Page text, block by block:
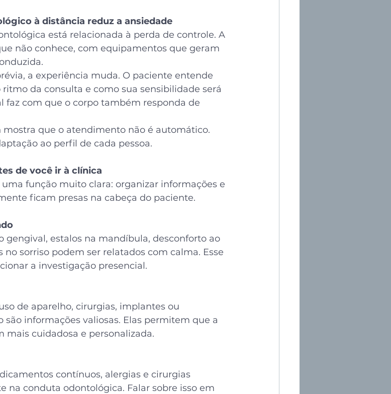
à distância reduz a ansiedade
está relacionada à perda de controle. A
não conhece, com equipamentos que geram
a experiência muda. O paciente entende
da consulta e como sua sensibilidade será
faz com que o corpo também responda de
que o atendimento não é automático.
ao perfil de cada pessoa.
de você ir à clínica
função muito clara: organizar informações e
ficam presas na cabeça do paciente.
gengival, estalos na mandíbula, desconforto ao
sorriso podem ser relatados com calma. Esse
a investigação presencial.
de aparelho, cirurgias, implantes ou
são informações valiosas. Elas permitem que a
cuidadosa e personalizada.
contínuos, alergias e cirurgias
na conduta odontológica. Falar sobre isso em